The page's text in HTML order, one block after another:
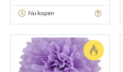
Nu kopen